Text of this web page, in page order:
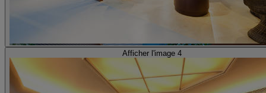
Afficher l'image 4